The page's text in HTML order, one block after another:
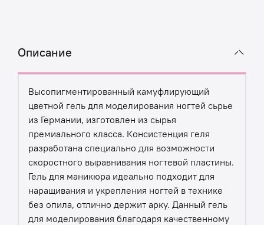
Описание
Высопигментированный камуфлирующий
цветной гель для моделирования ногтей сьрье
из Германии, изготовлен из сырья
премиального класса. Консистенция геля
разработана специально для возможности
скоростного выравнивания ногтевой пластины.
Гель для маникюра идеально подходит для
наращивания и укрепления ногтей в технике
без опила, отлично держит арку. Данный гель
для моделирования благодаря качественному